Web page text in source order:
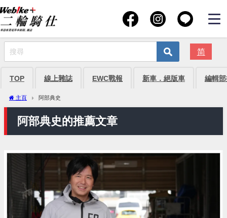
简
TOP 線上雜誌 EWC戰報 新車．絕版車 編輯
主頁 阿部典史
阿部典史的推薦文章